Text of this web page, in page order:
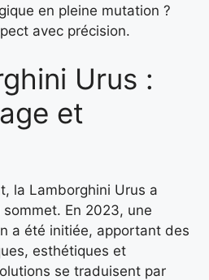
en pleine mutation ?
avec précision.
Urus :
et
la Lamborghini Urus a
En 2023, une
a été initiée, apportant des
esthétiques et
se traduisent par